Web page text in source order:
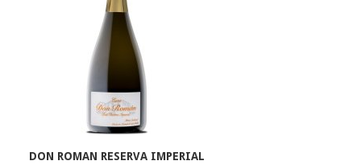
DON ROMAN RESERVA IMPERIAL